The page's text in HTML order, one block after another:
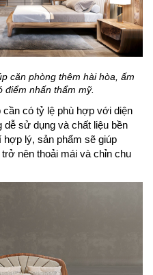
căn phòng thêm hài hòa, ấm
điểm nhấn thẩm mỹ.
có tỷ lệ phù hợp với diện
dễ sử dụng và chất liệu bền
lý, sản phẩm sẽ giúp
nên thoải mái và chỉn chu